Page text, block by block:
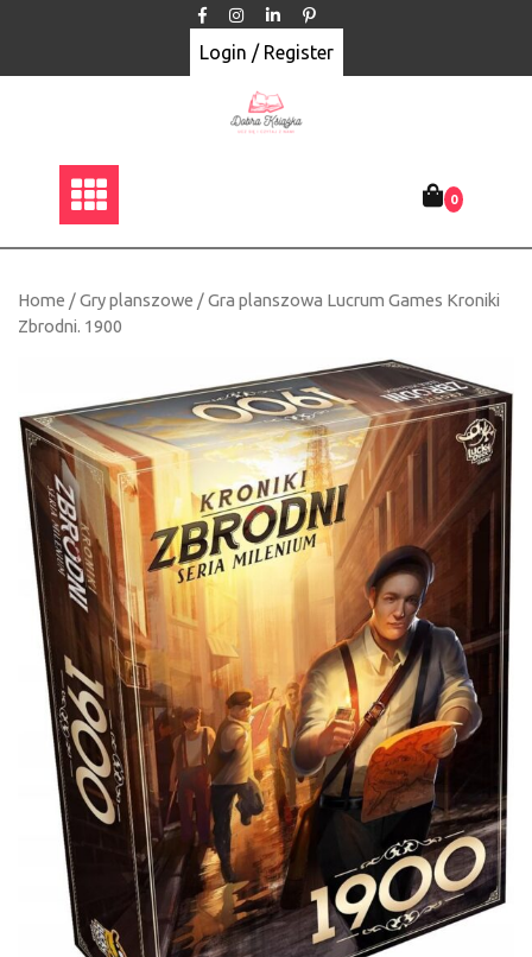
Login / Register
0
Home /Gry planszowe / Gra planszowa Lucrum Games Kroniki
Zbrodni. 1900